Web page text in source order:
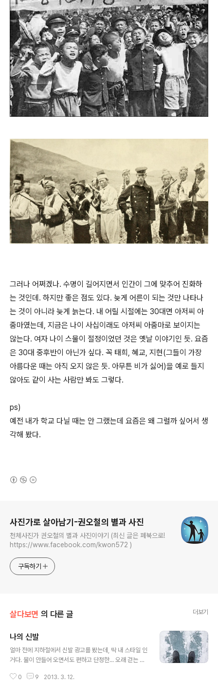
그러나 어쩌겠나. 수명이 길어지면서 인간이 그에 맞추어 진화하
는 것인데. 하지만 좋은 점도 있다. 늦게 어른이 되는 것만 나타나
는 것이 아니라 늦게 늙는다. 내 어릴 시절에는 30대면 아저씨 아
줌마였는데, 지금은 나이 사십이래도 아저씨 아줌마로 보이지는
않는다. 여자 나이 스물이 절정이었던 것은 옛날 이야기인 듯. 요즘
은 30대 중후반이 아닌가 싶다. 꼭 태희, 혜교, 지현(그들이 가장
아름다운 때는 아직 오지 않은 듯. 아무튼 비가 싫어)을 예로 들지
않아도 같이 사는 사람만 봐도 그렇다.
ps)
예전 내가 학교 다닐 때는 안 그랬는데 요즘은 왜 그럴까 싶어서 생
각해 봤다.
사진가로 살아남기-권오철의 별과 사진
천체사진가 권오철의 별과 사진이야기 (최신 글은 페북으로!
https://www.facebook.com/kwon572 )
구독하기
살다보면 의 다른 글 더보기
나의 신발
얼마 전에 지하철에서 신발 광고를 봤는데, 딱 내 스타일 인
거다. 물이 안들어 오면서도 편하고 단정한... 오래 걷는 일
씬 많을 정도니까. 방한화도 영하 70도 스펙부터 영하 32
0 9 2013. 3. 12.